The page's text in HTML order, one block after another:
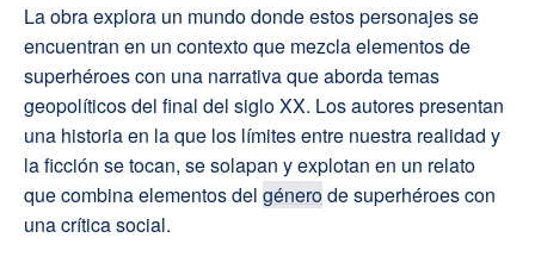
La obra explora un mundo donde estos personajes se
encuentran en un contexto que mezcla elementos de
superhéroes con una narrativa que aborda temas
geopolíticos del final del siglo XX. Los autores presentan
una historia en la que los límites entre nuestra realidad y
la ficción se tocan, se solapan y explotan en un relato
que combina elementos del génerode superhéroes con
una crítica social.